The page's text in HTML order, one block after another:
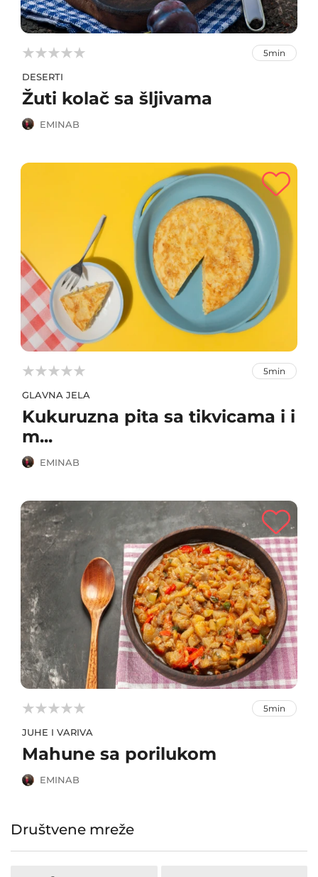


 5min
DESERTI
Žuti kolač sa šljivama
EMINAB


 5min
GLAVNA JELA
Kukuruzna pita sa tikvicama i i
m...
EMINAB


 5min
JUHE I VARIVA
Mahune sa porilukom
EMINAB
Društvene mreže